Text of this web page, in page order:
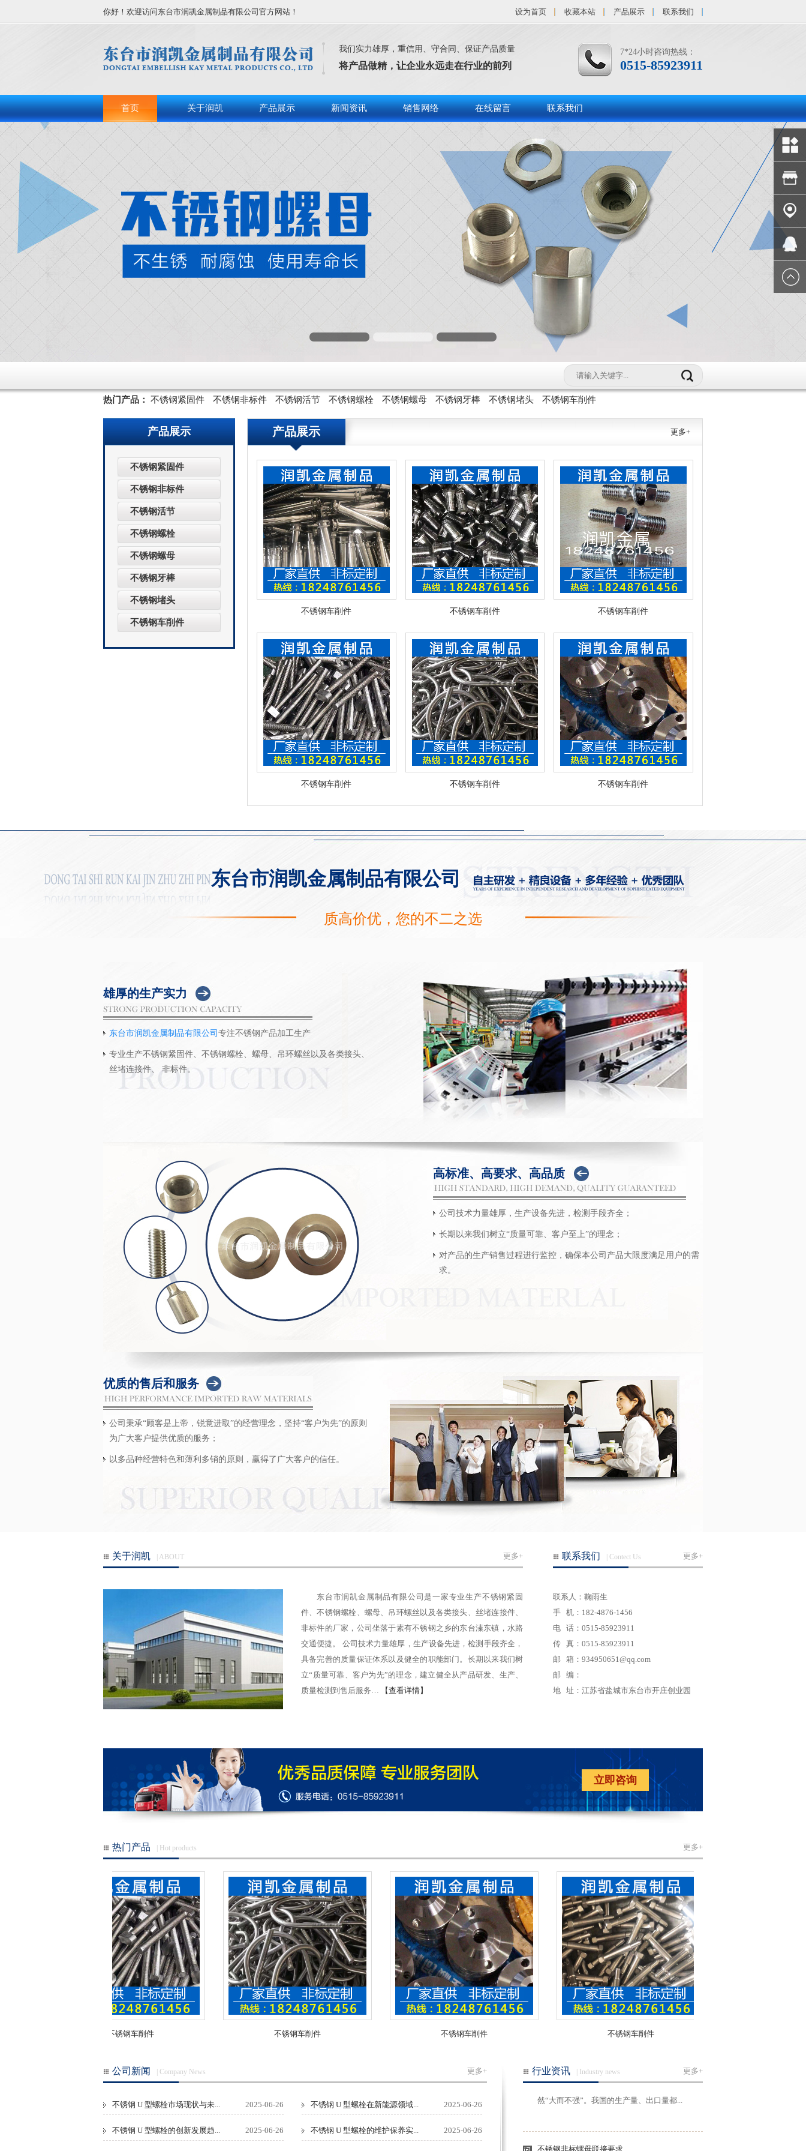
你好！欢迎访问东台市润凯金属制品有限公司官方网站！ 设为首页 收藏本站 产品展示 联系我们
7*24小时咨询热线：
0515-85923911
我们实力雄厚，重信用、守合同、保证产品质量
将产品做精，让企业永远走在行业的前列
首页 关于润凯 产品展示 新闻资讯 销售网络 在线留言 联系我们
1 3
热门产品： 不锈钢紧固件 不锈钢非标件 不锈钢活节 不锈钢螺栓 不锈钢螺母 不锈钢牙棒 不锈钢堵头 不锈钢车削件
关于我
润凯店
联系我
QQ客服
产品展示
不锈钢紧固件
不锈钢非标件
不锈钢活节
不锈钢螺栓
不锈钢螺母
不锈钢牙棒
不锈钢堵头
不锈钢车削件
产品展示 更多+
不锈钢车削件 不锈钢车削件 不锈钢车削件
不锈钢车削件 不锈钢车削件 不锈钢车削件
东台市润凯金属制品有限公司
质高价优，您的不二之选
雄厚的生产实力
东台市润凯金属制品有限公司 专注不锈钢产品加工生产
专业生产不锈钢紧固件、不锈钢螺栓、螺母、吊环螺丝以及各类接头、
丝堵连接件、 非标件。
高标准、高要求、高品质
公司技术力量雄厚，生产设备先进，检测手段齐全；
长期以来我们树立“质量可靠、客户至上”的理念；
对产品的生产销售过程进行监控，确保本公司产品大限度满足用户的需
求。
优质的售后和服务
公司秉承“顾客是上帝，锐意进取”的经营理念，坚持“客户为先”的原则
为广大客户提供优质的服务；
以多品种经营特色和薄利多销的原则，赢得了广大客户的信任。
关于润凯 | ABOUT 更多+
东台市润凯金属制品有限公司是一家专业生产不锈钢紧固
件、不锈钢螺栓、螺母、吊环螺丝以及各类接头、丝堵连接件、
非标件的厂家，公司坐落于素有不锈钢之乡的东台溱东镇，水路
交通便捷。 公司技术力量雄厚，生产设备先进，检测手段齐全，
具备完善的质量保证体系以及健全的职能部门。长期以来我们树
立“质量可靠、客户为先”的理念，建立健全从产品研发、生产、
质量检测到售后服务…
【查看详情】
联系我们 | Contect Us 更多+
联系人：鞠雨生
手 机：182-4876-1456
电 话：0515-85923911
传 真：0515-85923911
邮 箱：934950651@qq.com
邮 编：
地 址：江苏省盐城市东台市开庄创业园
立即咨询
热门产品 | Hot products 更多+
公司新闻 | Company News 更多+
不锈钢 U 型螺栓市场现状与未... 2025-06-26 不锈钢 U 型螺栓在新能源领域... 2025-06-26
不锈钢 U 型螺栓的创新发展趋... 2025-06-26 不锈钢 U 型螺栓的维护保养实... 2025-06-26
行业资讯 | Industry news 更多+
然“大而不强”。我国的生产量、出口量都...